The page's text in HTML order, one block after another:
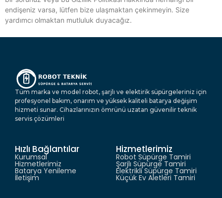
endişeniz varsa, lütfen bize ulaşmaktan çekinmeyin. Size
yardımcı olmaktan mutluluk duyacağız.
Tüm marka ve model robot, şarjlı ve elektirik süpürgeleriniz için
profesyonel bakım, onarım ve yüksek kaliteli batarya değişim
hizmeti sunar. Cihazlarınızın ömrünü uzatan güvenilir teknik
servis çözümleri
Hızlı Bağlantılar
Kurumsal
Hizmetlerimiz
Batarya Yenileme
İletişim
Hizmetlerimiz
Robot Süpürge Tamiri
Şarjlı Süpürge Tamiri
Elektrikli Süpürge Tamiri
Küçük Ev Aletleri Tamiri